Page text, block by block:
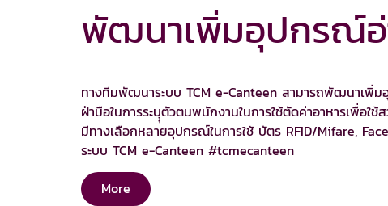
พัฒนาเพิ่มอุปกรณ์
ทางทีมพัฒนาระบบ TCM e-Canteen สามารถพัฒนาเพิ่ม
ฝ่ามือในการระบุุตัวตนพนักงานในการใช้ตัดค่าอาหารเพื่อใ
มีทางเลือกหลายอุปกรณ์ในการใช้ บัตร RFID/Mifare,
ระบบ TCM e-Canteen #tcmecanteen
More